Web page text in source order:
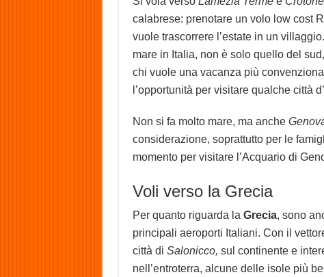
calabrese: prenotare un volo low cost
vuole trascorrere l’estate in un
mare in Italia, non è solo quello del
chi vuole una vacanza più
l’opportunità per visitare qualche città
Non si fa molto mare, ma anche
considerazione, soprattutto per le
momento per visitare l’Acquario di
Voli verso la Grecia
Per quanto riguarda la Grecia, sono
principali aeroporti Italiani. Con il
città di Salonicco, sul continente e
nell’entroterra, alcune delle isole più